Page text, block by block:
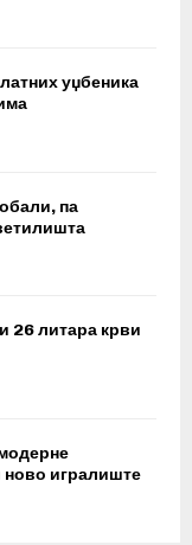
уџбеника
па
26 литара крви
ново игралиште